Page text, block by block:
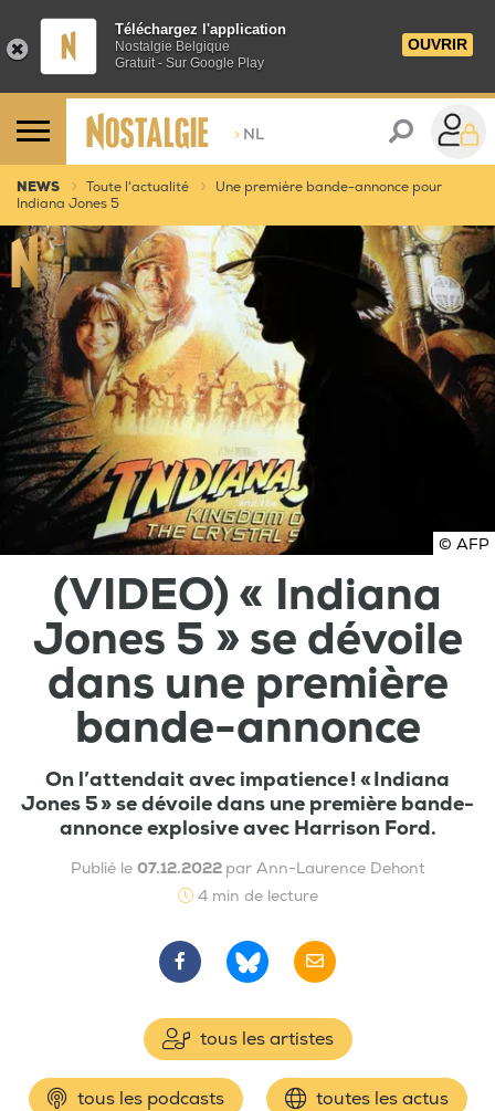
Téléchargez l'application
Nostalgie Belgique
Gratuit - Sur Google Play
OUVRIR
> NL
NEWS Toute l'actualité
Une première bande-annonce pour
Indiana Jones 5
© AFP
(VIDEO) « Indiana
Jones 5 » se dévoile
dans une première
bande-annonce
On l’attendait avec impatience ! « Indiana
Jones 5 » se dévoile dans une première bande-
annonce explosive avec Harrison Ford.
Publié le 07.12.2022 par Ann-Laurence Dehont
4 min de lecture
tous les artistes
tous les podcasts toutes les actus